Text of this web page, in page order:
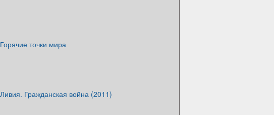
Горячие точки мира
Ливия. Гражданская война (2011)